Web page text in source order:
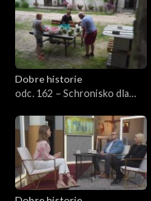
Dobre historie
odc. 162 – Schronisko dla
opiekuńczymi